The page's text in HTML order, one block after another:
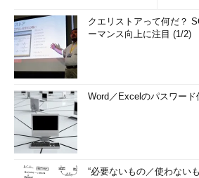
クエリストアって何だ？
ーマンス向上に注目 (1/2)
Word／Excelのパスワード
“必要ないもの／使わない